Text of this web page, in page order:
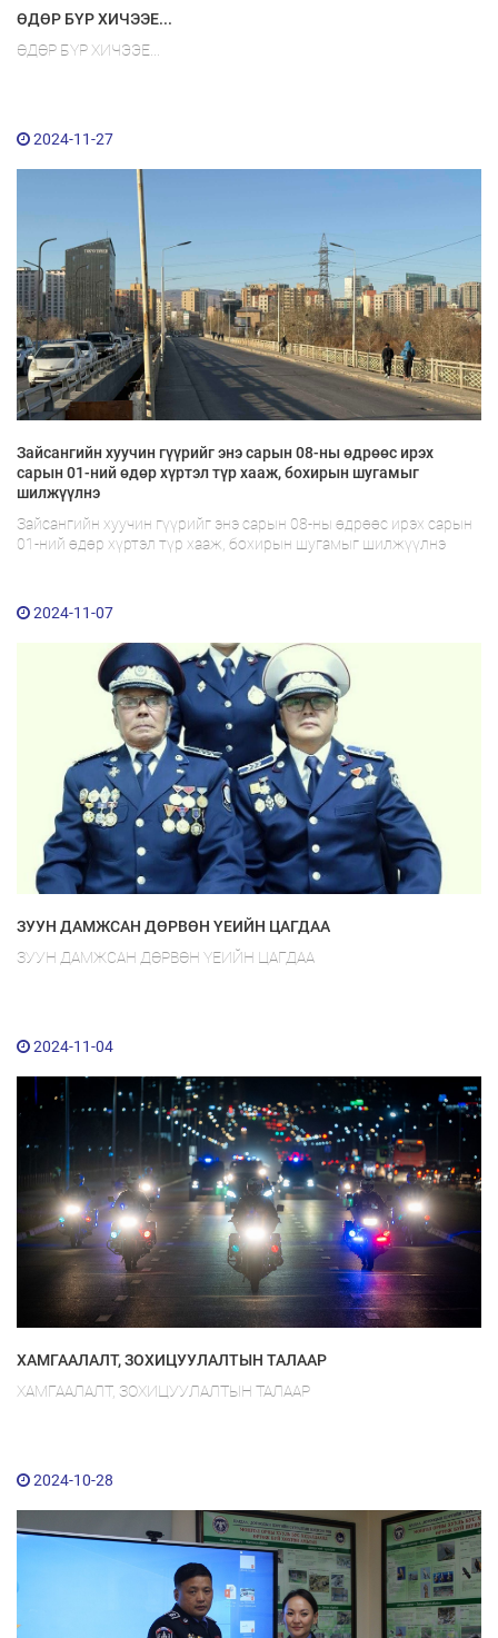
ӨДӨР БҮР ХИЧЭЭЕ...
ӨДӨР БҮР ХИЧЭЭЕ...
2024-11-27
Зайсангийн хуучин гүүрийг энэ сарын 08-ны өдрөөс ирэх
сарын 01-ний өдөр хүртэл түр хааж, бохирын шугамыг
шилжүүлнэ
Зайсангийн хуучин гүүрийг энэ сарын 08-ны өдрөөс ирэх сарын
01-ний өдөр хүртэл түр хааж, бохирын шугамыг шилжүүлнэ
2024-11-07
ЗУУН ДАМЖСАН ДӨРВӨН ҮЕИЙН ЦАГДАА
ЗУУН ДАМЖСАН ДӨРВӨН ҮЕИЙН ЦАГДАА
2024-11-04
ХАМГААЛАЛТ, ЗОХИЦУУЛАЛТЫН ТАЛААР
ХАМГААЛАЛТ, ЗОХИЦУУЛАЛТЫН ТАЛААР
2024-10-28